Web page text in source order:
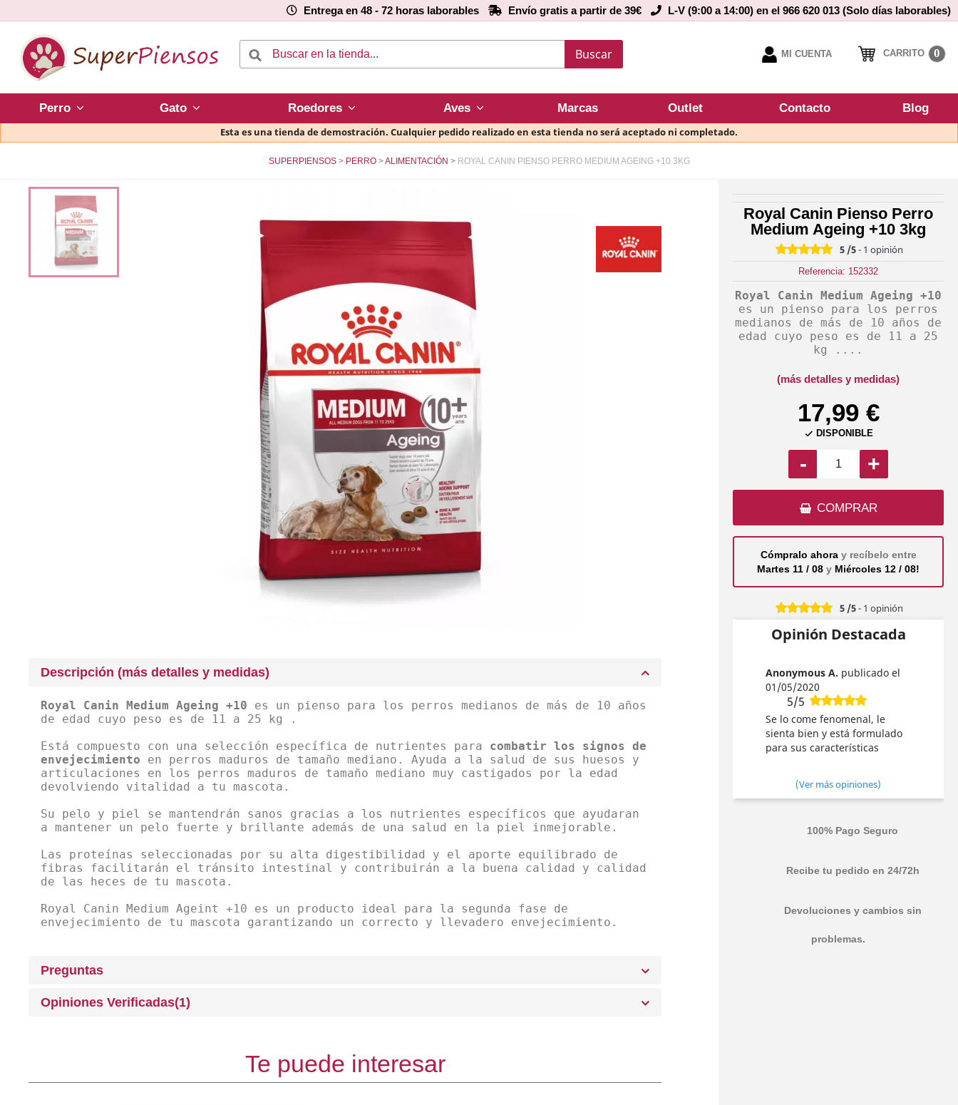
Entrega en 48 - 72 horas laborables Envío gratis a partir de 39€ L-V (9:00 a 14:00) en el 966 620 013 (Solo días laborables)
Buscar MI CUENTA CARRITO 0
Perro Gato Roedores Aves Marcas Outlet Contacto Blog
Esta es una tienda de demostración. Cualquier pedido realizado en esta tienda no será aceptado ni completado.
SUPERPIENSOS PERRO ALIMENTACIÓN ROYAL CANIN PIENSO PERRO MEDIUM AGEING +10 3KG
Royal Canin Pienso Perro
Medium Ageing +10 3kg
5 /5- 1 opinión
Referencia: 152332
Royal Canin Medium Ageing +10
es un pienso para los perros
medianos de más de 10 años de
edad cuyo peso es de 11 a 25
kg ....
(más detalles y medidas)
17,99 €
 DISPONIBLE
- +
COMPRAR
Cómpralo ahora y recíbelo entre
Martes 11 / 08 y Miércoles 12 / 08!
5 /5- 1 opinión
Opinión Destacada
Anonymous A. publicado el
01/05/2020
5/5
Se lo come fenomenal, le
sienta bien y está formulado
para sus características
(Ver más opiniones)
100% Pago Seguro
Recibe tu pedido en 24/72h
Devoluciones y cambios sin
problemas.
Descripción (más detalles y medidas)
Royal Canin Medium Ageing +10 es un pienso para los perros medianos de más de 10 años
de edad cuyo peso es de 11 a 25 kg .
Está compuesto con una selección específica de nutrientes para combatir los signos de
envejecimiento en perros maduros de tamaño mediano. Ayuda a la salud de sus huesos y
articulaciones en los perros maduros de tamaño mediano muy castigados por la edad
devolviendo vitalidad a tu mascota.
Su pelo y piel se mantendrán sanos gracias a los nutrientes específicos que ayudaran
a mantener un pelo fuerte y brillante además de una salud en la piel inmejorable.
Las proteínas seleccionadas por su alta digestibilidad y el aporte equilibrado de
fibras facilitarán el tránsito intestinal y contribuirán a la buena calidad y calidad
de las heces de tu mascota.
Royal Canin Medium Ageint +10 es un producto ideal para la segunda fase de
envejecimiento de tu mascota garantizando un correcto y llevadero envejecimiento.
Preguntas
Opiniones Verificadas(1)
Te puede interesar